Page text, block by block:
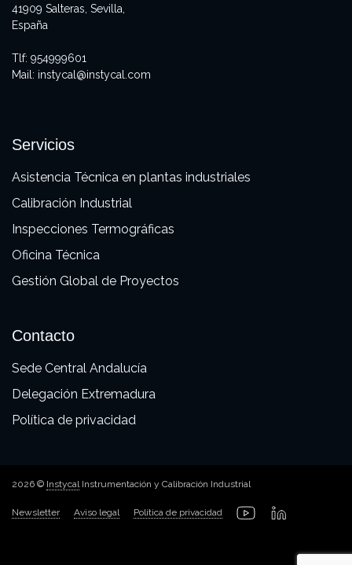
41909 Salteras, Sevilla,
España
Tlf: 954999601
Mail: instycal@instycal.com
Servicios
Asistencia Técnica en plantas industriales
Calibración Industrial
Inspecciones Termográficas
Oficina Técnica
Gestión Global de Proyectos
Contacto
Sede Central Andalucía
Delegación Extremadura
Política de privacidad
2026 © InstycalInstrumentación y Calibración Industrial
Newsletter Aviso legal Política de privacidad